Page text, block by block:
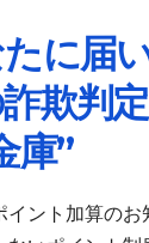
たに届
欺判
庫”
イント加算の